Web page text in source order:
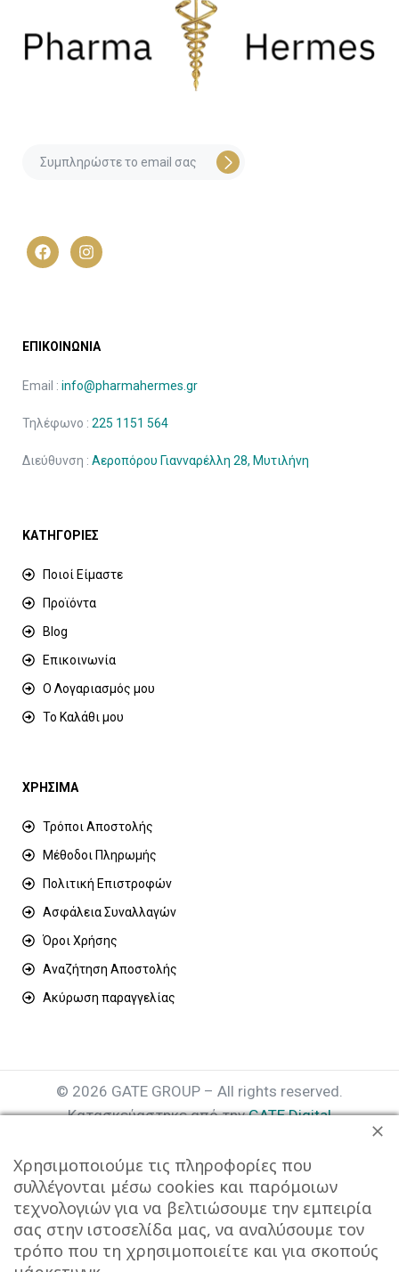
ΕΠΙΚΟΙΝΩΝΙΑ
Email : info@pharmahermes.gr
Τηλέφωνο : 225 1151 564
Διεύθυνση : Αεροπόρου Γιανναρέλλη 28, Μυτιλήνη
ΚΑΤΗΓΟΡΙΕΣ
Ποιοί Είμαστε
Προϊόντα
Blog
Επικοινωνία
Ο Λογαριασμός μου
Το Καλάθι μου
ΧΡΗΣΙΜΑ
Τρόποι Αποστολής
Μέθοδοι Πληρωμής
Πολιτική Επιστροφών
Ασφάλεια Συναλλαγών
Όροι Χρήσης
Αναζήτηση Αποστολής
Ακύρωση παραγγελίας
© 2026 GATE GROUP – All rights reserved.
Κατασκεύαστηκε από τηνGATE Digital
Αριθμός Γ.Ε.ΜΗ. : 077935642000
Χρησιμοποιούμε τις πληροφορίες που
συλλέγονται μέσω cookies και παρόμοιων
τεχνολογιών για να βελτιώσουμε την εμπειρία
σας στην ιστοσελίδα μας, να αναλύσουμε τον
τρόπο που τη χρησιμοποιείτε και για σκοπούς